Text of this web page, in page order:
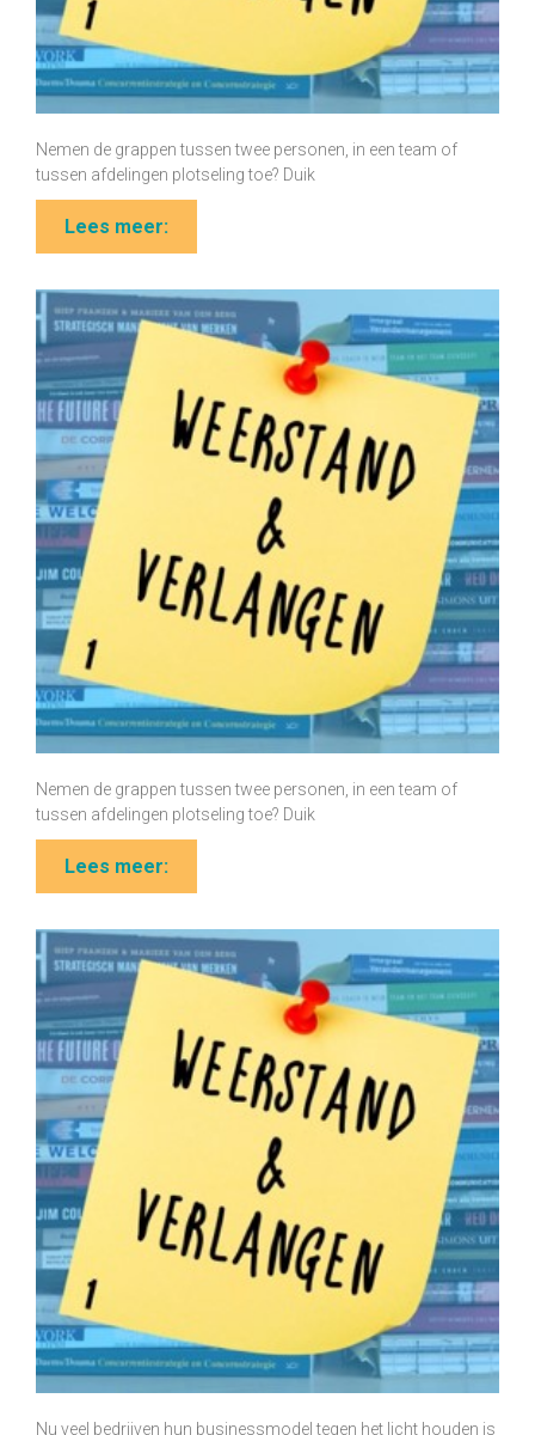
Nemen de grappen tussen twee personen, in een team of
tussen afdelingen plotseling toe? Duik
Lees meer:
Nemen de grappen tussen twee personen, in een team of
tussen afdelingen plotseling toe? Duik
Lees meer:
Nu veel bedrijven hun businessmodel tegen het licht houden is